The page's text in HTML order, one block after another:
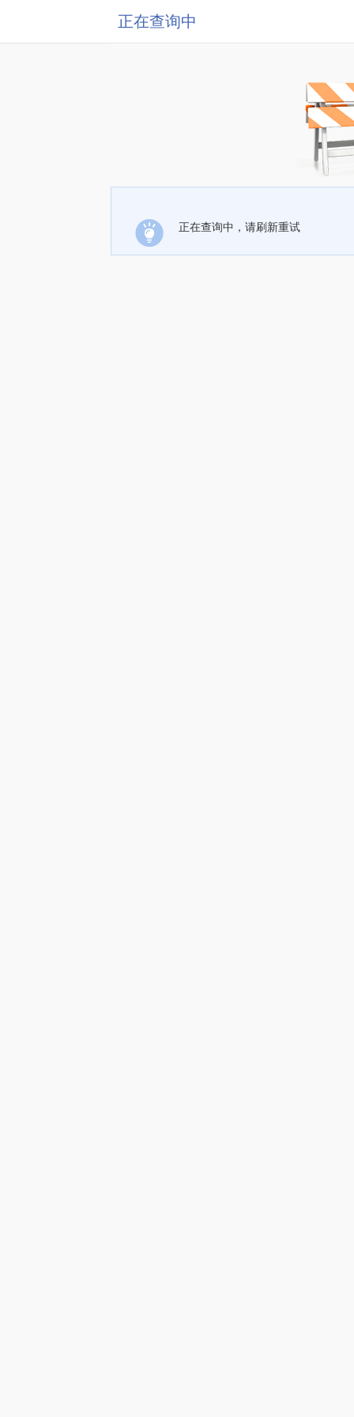
正在查询中
正在查询中，请刷新重试